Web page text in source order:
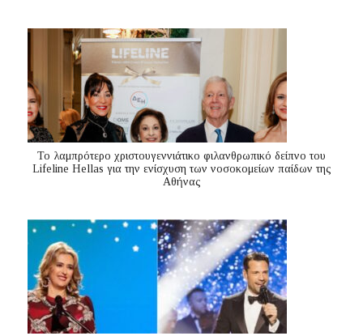
Το λαμπρότερο χριστουγεννιάτικο φιλανθρωπικό δείπνο του
Lifeline Hellas για την ενίσχυση των νοσοκομείων παίδων της
Αθήνας